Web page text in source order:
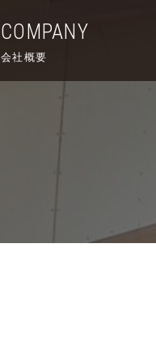
COMPANY
会社概要